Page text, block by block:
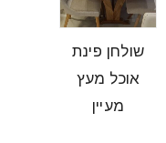
שולחן פינת
אוכל מעץ
מעיין